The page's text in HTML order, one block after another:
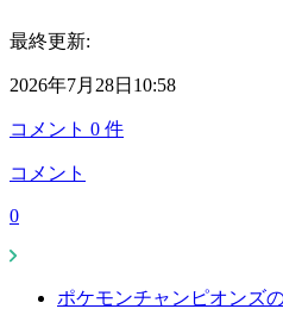
最終更新:
2026年7月28日10:58
コメント 0 件
コメント
0
ポケモンチャンピオンズ